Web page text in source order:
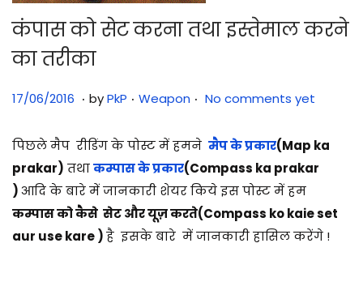
कंपास को सेट करना तथा इस्तेमाल करने
का तरीका
Posted on
17/06/2016 3
/
0
7
/
2
. byPkP . Posted in
Weapon . No comments yet
पिछले मैप रीडिंग के पोस्ट में हमने मैप के प्रकार(Map ka
prakar) तथाकम्पास के प्रकार(Compass ka prakar
)आदि के बारे में जानकारी शेयर किये इस पोस्ट में हम
कम्पास को कैसे सेट और यूज़ करते(Compass ko kaie set
aur use kare )है इसके बारे में जानकारी हासिल करेंगे !